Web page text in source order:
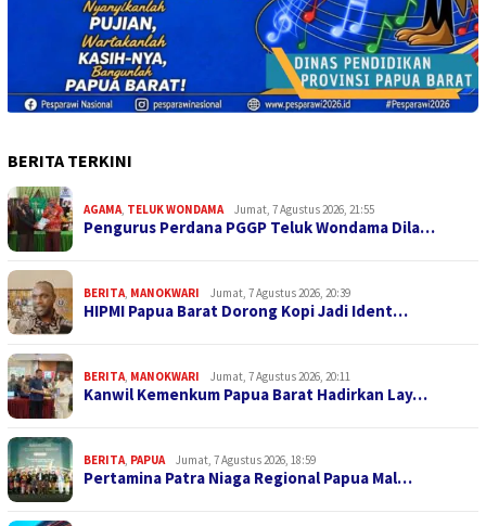
BERITA TERKINI
AGAMA, TELUK WONDAMA Jumat, 7 Agustus 2026, 21:55
Pengurus Perdana PGGP Teluk Wondama Dila…
BERITA, MANOKWARI Jumat, 7 Agustus 2026, 20:39
HIPMI Papua Barat Dorong Kopi Jadi Ident…
BERITA, MANOKWARI Jumat, 7 Agustus 2026, 20:11
Kanwil Kemenkum Papua Barat Hadirkan Lay…
BERITA, PAPUA Jumat, 7 Agustus 2026, 18:59
Pertamina Patra Niaga Regional Papua Mal…